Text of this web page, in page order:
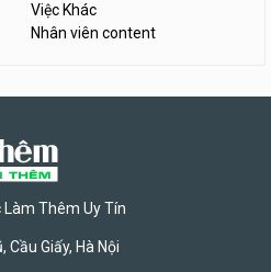
Việc Khác
Nhân viên content
Thêm Uy Tín
Cầu Giấy, Hà Nội